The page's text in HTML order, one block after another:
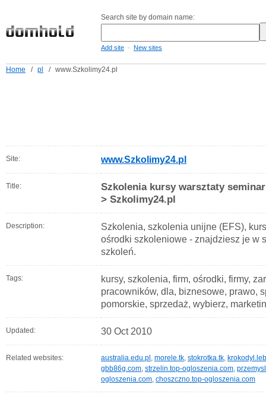
Search site by domain name:
Add site - New sites
Home / pl / www.Szkolimy24.pl
Site: www.Szkolimy24.pl
Title:
Szkolenia kursy warsztaty
> Szkolimy24.pl
Description:
Szkolenia, szkolenia unijne (EFS),
ośrodki szkoleniowe - znajdziesz je w
szkoleń.
Tags:
kursy, szkolenia, firm, ośrodki, firmy,
pracowników, dla, biznesowe, prawo,
pomorskie, sprzedaż, wybierz,
Updated: 30 Oct 2010
Related websites: australia.edu.pl , morele.tk, stokrotka.tk,
gbb86g.com, strzelin.top-ogloszenia.com,
ogloszenia.com, choszczno.top-ogloszenia.com